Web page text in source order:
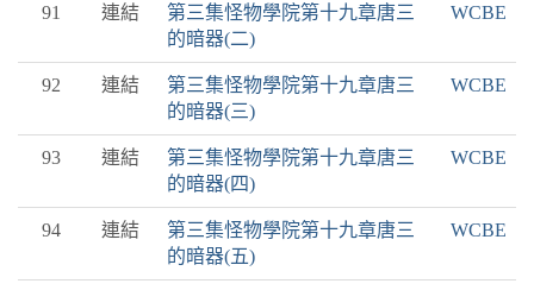
91 連結
第三集怪物學院第十九章唐三
的暗器(二)
WCBE
92 連結
第三集怪物學院第十九章唐三
的暗器(三)
WCBE
93 連結
第三集怪物學院第十九章唐三
的暗器(四)
WCBE
94 連結
第三集怪物學院第十九章唐三
的暗器(五)
WCBE